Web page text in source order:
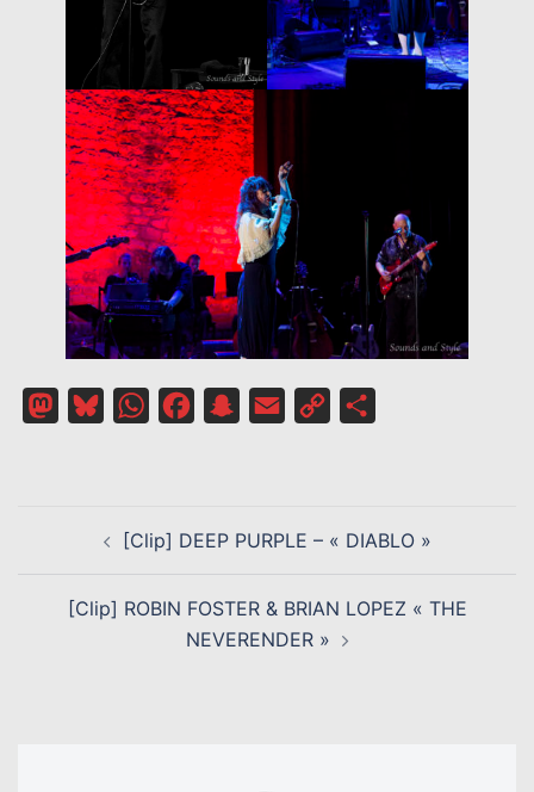
MastodonBlueskyWhatsAppFacebookSnapchat
Email
Copy
D’ARTICLE[Clip] DEEP PURPLE – « DIABLO »
[Clip] ROBIN FOSTER & BRIAN LOPEZ « THE
NEVERENDER »